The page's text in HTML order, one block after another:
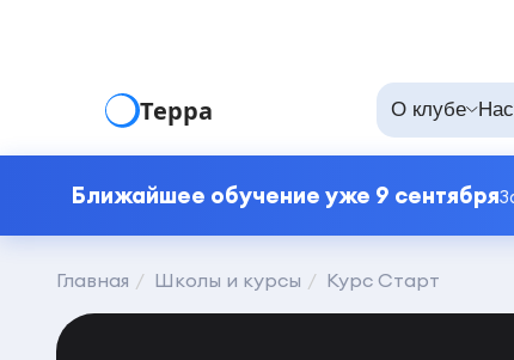
Терра О клубе
Ближайшее обучение уже 9 сентября
Главная Школы и курсы Курс Старт